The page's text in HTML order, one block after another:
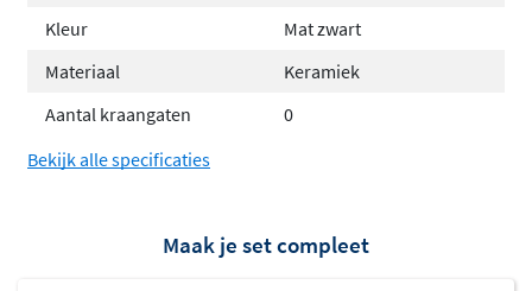
Kleurvarianten
Mat Zwart
60 cm, 1 wasbak, keuze uit 0 of 1 kraangat
Kleur
Mat zwart
Materiaal
Keramiek
Aantal kraangaten
0
Bekijk alle specificaties
Maak je set compleet